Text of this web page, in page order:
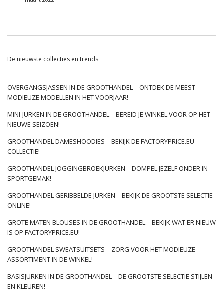
Kort overzicht
Trends in het voorjaarzijn al lang vastgesteld. We
weten wat we gaan dragen, hoe en in welk bedrijf.
We weten ook dat de meest modieuze
wordt geschaald, oorspronkelijk gesneden en wat
meer badend in sterke, sappige kleuren en prints.
iets zijn voor fans van elegant minimalisme,
retromode en ultra meisjesachtige voorstellen. In
de prijs zal dus beide…
De nieuwste collecties en trends
OVERGANGSJASSEN IN DE GROOTHANDEL – ONTDEK DE MEEST
MODIEUZE MODELLEN IN HET VOORJAAR!
MINI-JURKEN IN DE GROOTHANDEL – BEREID JE WINKEL VOOR OP HET
NIEUWE SEIZOEN!
GROOTHANDEL DAMESHOODIES – BEKIJK DE FACTORYPRICE.EU
COLLECTIE!
GROOTHANDEL JOGGINGBROEKJURKEN – DOMPEL JEZELF ONDER IN
SPORTGEMAK!
GROOTHANDEL GERIBBELDE JURKEN – BEKIJK DE GROOTSTE SELECTIE
ONLINE!
GROTE MATEN BLOUSES IN DE GROOTHANDEL – BEKIJK WAT ER NIEUW
IS OP FACTORYPRICE.EU!
GROOTHANDEL SWEATSUITSETS – ZORG VOOR HET MODIEUZE
ASSORTIMENT IN DE WINKEL!
BASISJURKEN IN DE GROOTHANDEL – DE GROOTSTE SELECTIE STIJLEN
EN KLEUREN!